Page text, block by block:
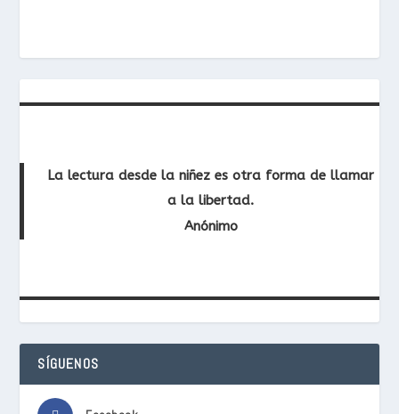
La lectura desde la niñez es otra forma de llamar
a la libertad.
Anónimo
SÍGUENOS